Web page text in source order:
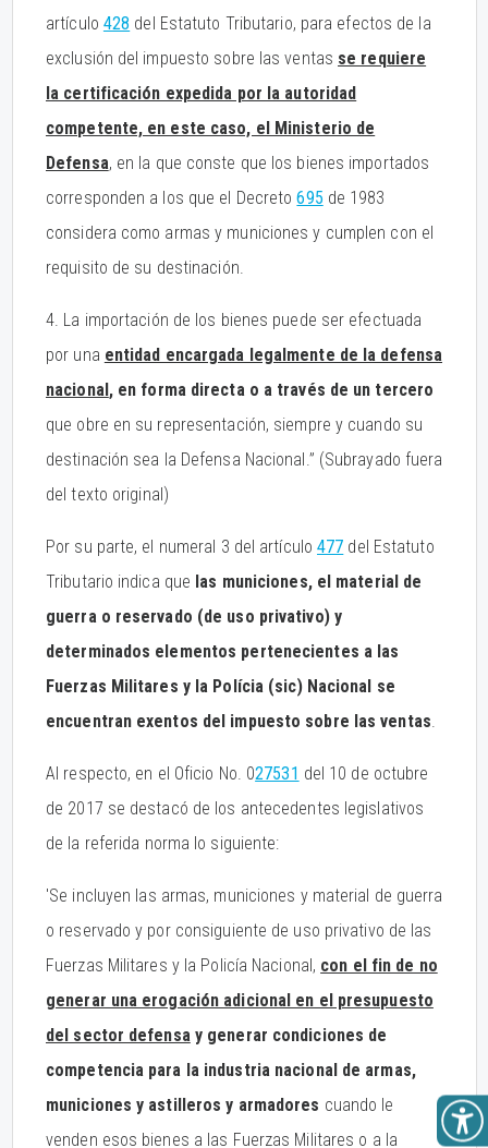
artículo 428 del Estatuto Tributario, para efectos de la
exclusión del impuesto sobre las ventas se requiere
la certificación expedida por la autoridad
competente, en este caso, el Ministerio de
Defensa, en la que conste que los bienes importados
corresponden a los que el Decreto695 de 1983
considera como armas y municiones y cumplen con el
requisito de su destinación.
4. La importación de los bienes puede ser efectuada
por una entidad encargada legalmente de la defensa
nacional, en forma directa o a través de un tercero
que obre en su representación, siempre y cuando su
destinación sea la Defensa Nacional.” (Subrayado fuera
del texto original)
Por su parte, el numeral 3 del artículo 477 del Estatuto
Tributario indica que las municiones, el material de
guerra o reservado (de uso privativo) y
determinados elementos pertenecientes a las
Fuerzas Militares y la Polícia (sic) Nacional se
encuentran exentos del impuesto sobre las ventas.
Al respecto, en el Oficio No. 027531 del 10 de octubre
de 2017 se destacó de los antecedentes legislativos
de la referida norma lo siguiente:
'Se incluyen las armas, municiones y material de guerra
o reservado y por consiguiente de uso privativo de las
Fuerzas Militares y la Policía Nacional, con el fin de no
generar una erogación adicional en el presupuesto
del sector defensay generar condiciones de
competencia para la industria nacional de armas,
municiones y astilleros y armadores cuando le
venden esos bienes a las Fuerzas Militares o a la